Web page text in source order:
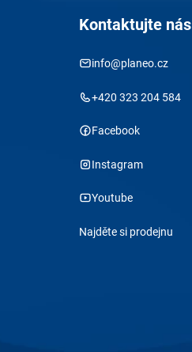
Kontaktujte nás
info@planeo.cz
+420 323 204 584
Facebook
Instagram
Youtube
Najděte si prodejnu